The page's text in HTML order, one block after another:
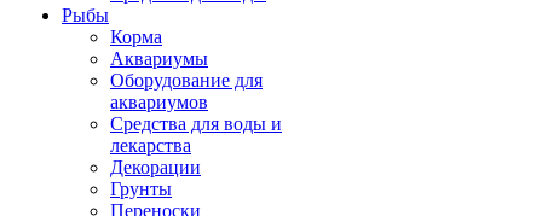
Рыбы
Корма
Аквариумы
Оборудование для
аквариумов
Средства для воды и
лекарства
Декорации
Грунты
Переноски